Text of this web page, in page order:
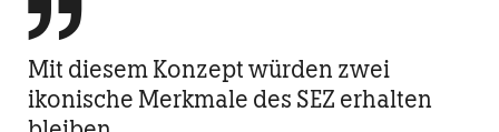

Mit diesem Konzept würden zwei
ikonische Merkmale des SEZ erhalten